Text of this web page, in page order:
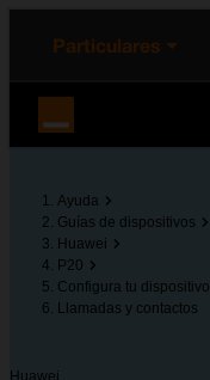
principal
la página
Particulares
Ayuda
Guías de dispositivos
Huawei
P20
Configura tu dispositivo
Llamadas y contactos
Huawei